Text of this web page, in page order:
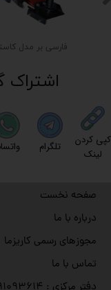
فارسی بر مدل
کپی کردن
لینک
تلگرام
اشتراک
صفحه نخست
درباره با ما
مجوزهای رسمی کاریزما
تماس با ما